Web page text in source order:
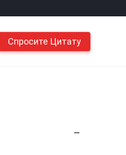
Спросите Цитату